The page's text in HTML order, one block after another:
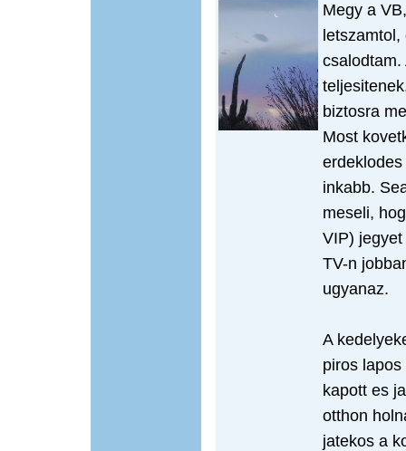
Megy a
csalodtam.
biztosra
Most
inkabb.
meseli,
VIP)
TV-n
ugyanaz.
A
piros
kapott es
otthon
jatekos a